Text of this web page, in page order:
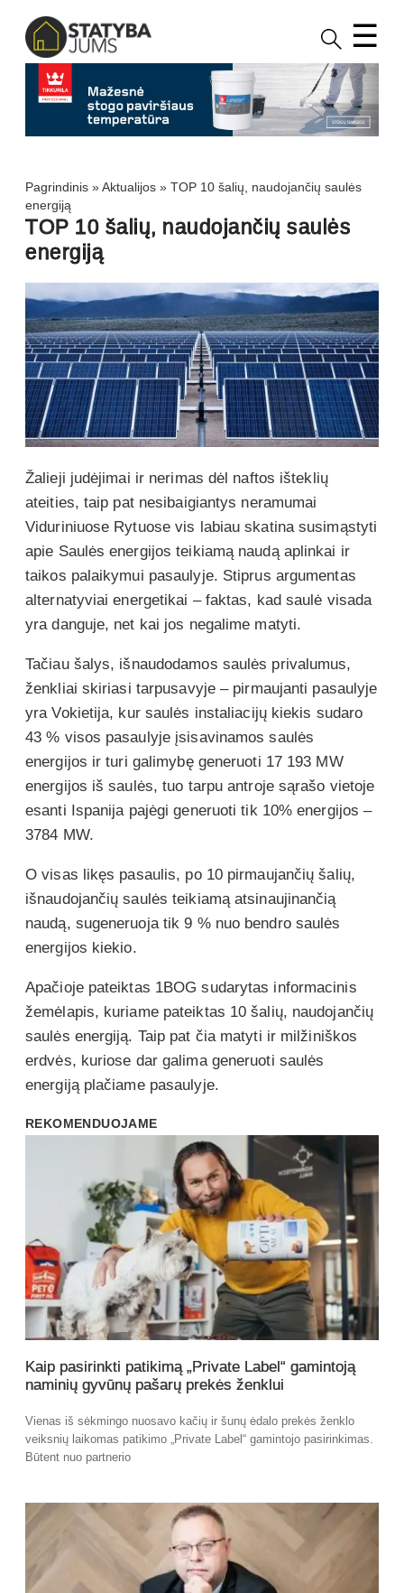
☰
Pagrindinis »Aktualijos » TOP 10 šalių, naudojančių saulės
energiją
TOP 10 šalių, naudojančių saulės
energiją
Žalieji judėjimai ir nerimas dėl naftos išteklių
ateities, taip pat nesibaigiantys neramumai
Viduriniuose Rytuose vis labiau skatina susimąstyti
apie Saulės energijos teikiamą naudą aplinkai ir
taikos palaikymui pasaulyje. Stiprus argumentas
alternatyviai energetikai – faktas, kad saulė visada
yra danguje, net kai jos negalime matyti.
Tačiau šalys, išnaudodamos saulės privalumus,
ženkliai skiriasi tarpusavyje – pirmaujanti pasaulyje
yra Vokietija, kur saulės instaliacijų kiekis sudaro
43 % visos pasaulyje įsisavinamos saulės
energijos ir turi galimybę generuoti 17 193 MW
energijos iš saulės, tuo tarpu antroje sąrašo vietoje
esanti Ispanija pajėgi generuoti tik 10% energijos –
3784 MW.
O visas likęs pasaulis, po 10 pirmaujančių šalių,
išnaudojančių saulės teikiamą atsinaujinančią
naudą, sugeneruoja tik 9 % nuo bendro saulės
energijos kiekio.
Apačioje pateiktas 1BOG sudarytas informacinis
žemėlapis, kuriame pateiktas 10 šalių, naudojančių
saulės energiją. Taip pat čia matyti ir milžiniškos
erdvės, kuriose dar galima generuoti saulės
energiją plačiame pasaulyje.
REKOMENDUOJAME
Kaip pasirinkti patikimą „Private Label“ gamintoją
naminių gyvūnų pašarų prekės ženklui
Vienas iš sėkmingo nuosavo kačių ir šunų ėdalo prekės ženklo
veiksnių laikomas patikimo „Private Label“ gamintojo pasirinkimas.
Būtent nuo partnerio